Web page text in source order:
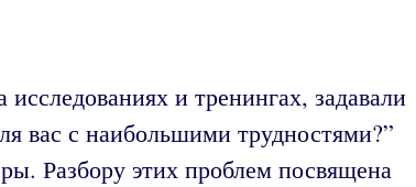
и тренингах, задавали
вас с наибольшими трудностями?”
Разбору этих проблем посвящена